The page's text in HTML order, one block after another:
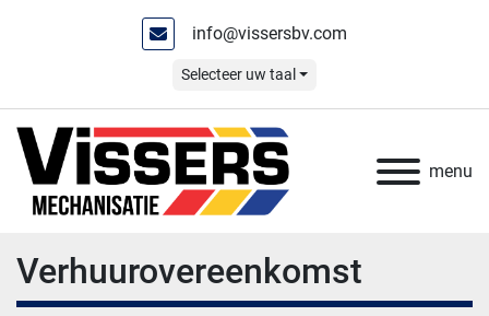
info@vissersbv.com
Selecteer uw taal
menu
Verhuurovereenkomst